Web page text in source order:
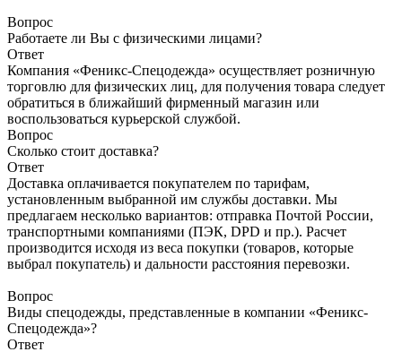
Вопрос
Работаете ли Вы с физическими лицами?
Ответ
Компания «Феникс-Спецодежда» осуществляет розничную
торговлю для физических лиц, для получения товара следует
обратиться в ближайший фирменный магазин или
воспользоваться курьерской службой.
Вопрос
Сколько стоит доставка?
Ответ
Доставка оплачивается покупателем по тарифам,
установленным выбранной им службы доставки. Мы
предлагаем несколько вариантов: отправка Почтой России,
транспортными компаниями (ПЭК, DPD и пр.). Расчет
производится исходя из веса покупки (товаров, которые
выбрал покупатель) и дальности расстояния перевозки.
Вопрос
Виды спецодежды, представленные в компании «Феникс-
Спецодежда»?
Ответ